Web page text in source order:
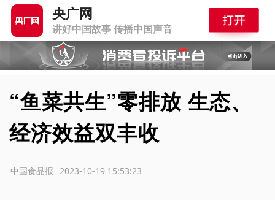
央广网
讲好中国故事 传播中国声音
“鱼菜共生”零排放 生态、
经济效益双丰收
2023-10-19 15:53:23
中国食品报